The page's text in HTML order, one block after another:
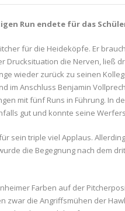
Run endete für das
für die Heideköpfe. Er
Drucksituation die Nerven, ließ
wieder zurück zu seinen
im Anschluss Benjamin
mit fünf Runs in Führung. In
gut und konnte seine
sein triple viel Applaus.
die Begegnung nach dem
Farben auf der
zwar die Angriffsmühen der